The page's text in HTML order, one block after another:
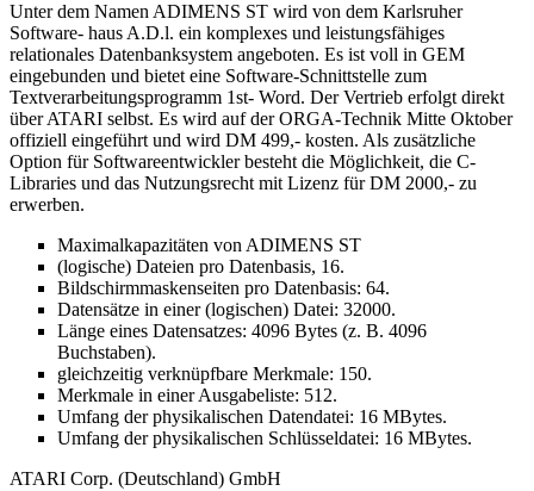
Unter dem Namen ADIMENS ST wird von dem Karlsruher
Software- haus A.D.l. ein komplexes und leistungsfähiges
relationales Datenbanksystem angeboten. Es ist voll in GEM
eingebunden und bietet eine Software-Schnittstelle zum
Textverarbeitungsprogramm 1st- Word. Der Vertrieb erfolgt direkt
über ATARI selbst. Es wird auf der ORGA-Technik Mitte Oktober
offiziell eingeführt und wird DM 499,- kosten. Als zusätzliche
Option für Softwareentwickler besteht die Möglichkeit, die C-
Libraries und das Nutzungsrecht mit Lizenz für DM 2000,- zu
erwerben.
Maximalkapazitäten von ADIMENS ST
(logische) Dateien pro Datenbasis, 16.
Bildschirmmaskenseiten pro Datenbasis: 64.
Datensätze in einer (logischen) Datei: 32000.
Länge eines Datensatzes: 4096 Bytes (z. B. 4096
Buchstaben).
gleichzeitig verknüpfbare Merkmale: 150.
Merkmale in einer Ausgabeliste: 512.
Umfang der physikalischen Datendatei: 16 MBytes.
Umfang der physikalischen Schlüsseldatei: 16 MBytes.
ATARI Corp. (Deutschland) GmbH